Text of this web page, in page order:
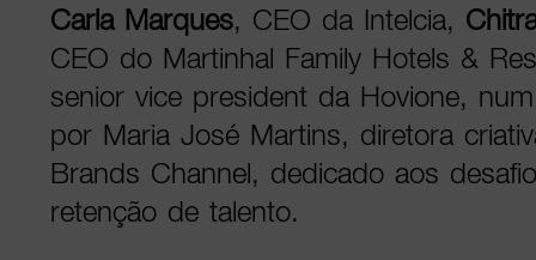
Carla Marques, CEO da Intelcia,
CEO do Martinhal Family Hotels &
senior vice president da Hovione,
por Maria José Martins, diretora
Brands Channel, dedicado aos
retenção de talento.